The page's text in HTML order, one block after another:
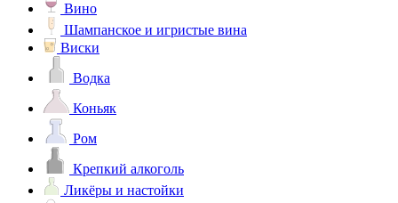
Вино
Шампанское и игристые вина
Виски
Водка
Коньяк
Ром
Крепкий алкоголь
Ликёры и настойки